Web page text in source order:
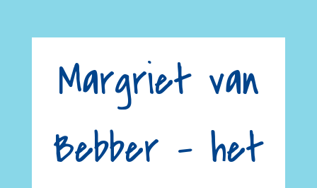
Margriet van
Bebber – het